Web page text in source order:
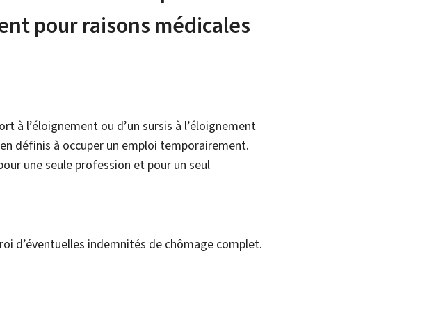
pour raisons médicales
à l’éloignement ou d’un sursis à l’éloignement
définis à occuper un emploi temporairement.
une seule profession et pour un seul
d’éventuelles indemnités de chômage complet.